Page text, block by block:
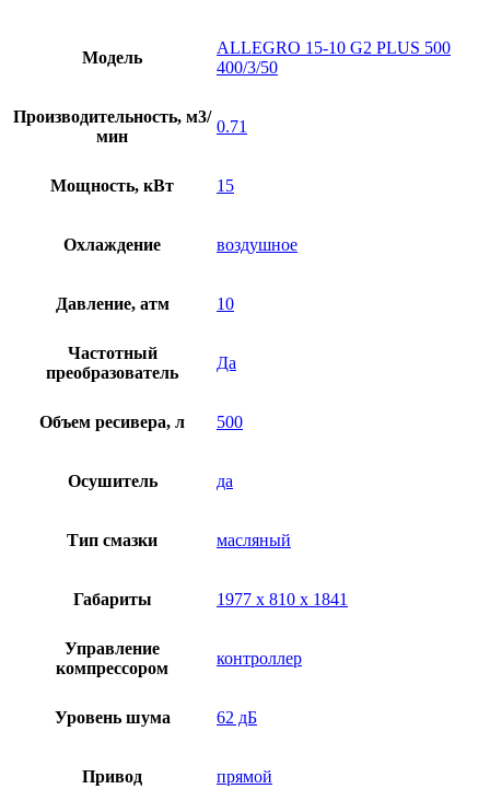
Модель
ALLEGRO 15-10 G2 PLUS 500
400/3/50
Производительность, м3/
мин
0.71
Мощность, кВт 15
Охлаждение воздушное
Давление, атм 10
Частотный
преобразователь
Да
Объем ресивера, л 500
Осушитель да
Тип смазки масляный
Габариты 1977 х 810 х 1841
Управление
компрессором
контроллер
Уровень шума 62 дБ
Привод прямой